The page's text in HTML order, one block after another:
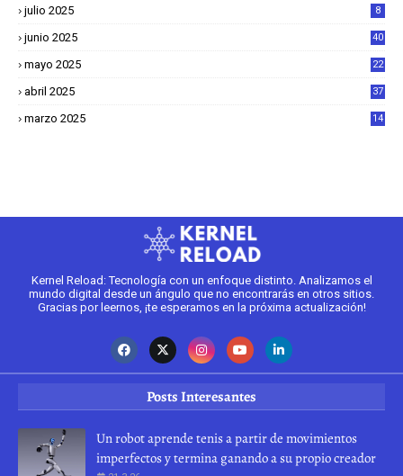
julio 2025 8
junio 2025 40
mayo 2025
22
abril 2025
37
marzo 2025
14
Kernel Reload: Tecnología con un enfoque distinto. Analizamos el
mundo digital desde un ángulo que no encontrarás en otros sitios.
Gracias por leernos, ¡te esperamos en la próxima actualización!
Posts Interesantes
Un robot aprende tenis a partir de movimientos
imperfectos y termina ganando a su propio creador